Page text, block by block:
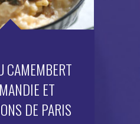
CAMEMBERT
ET
DE PARIS